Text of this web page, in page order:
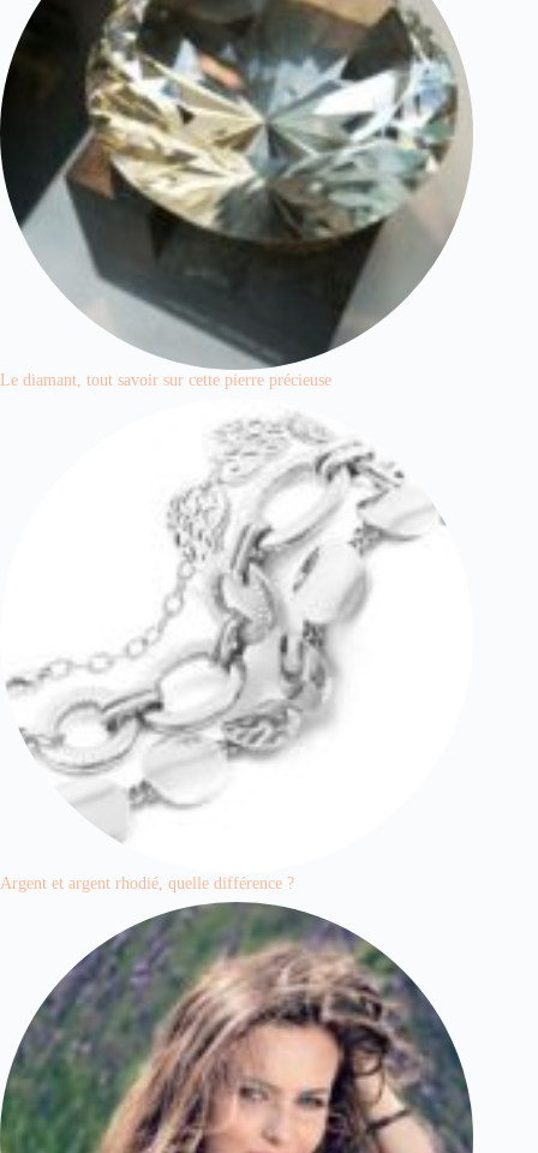
Le diamant, tout savoir sur cette pierre précieuse
Argent et argent rhodié, quelle différence ?